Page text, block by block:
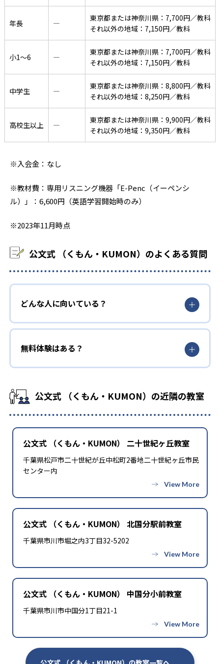
年長 ―
東京都または神奈川県：7,700円／教科
それ以外の地域：7,150円／教科
小1〜6 ―
東京都または神奈川県：7,700円／教科
それ以外の地域：7,150円／教科
中学生 ―
東京都または神奈川県：8,800円／教科
それ以外の地域：8,250円／教科
高校生以上 ―
東京都または神奈川県：9,900円／教科
それ以外の地域：9,350円／教科
※入会金：なし
※教材費：専用リスニング機器「E-Penc（イーペンシ
ル）」：6,600円（英語学習開始時のみ）
※2023年11月時点
公文式 （くもん・KUMON）のよくある質問
どんな人に向いている？
無料体験はある？
公文式 （くもん・KUMON）の近隣の教室
公文式 （くもん・KUMON） 二十世紀ヶ丘教室
千葉県松戸市二十世紀が丘中松町2番地二十世紀ヶ丘市民
センター内
公文式 （くもん・KUMON） 北国分駅前教室
千葉県市川市堀之内3丁目32-5202
公文式 （くもん・KUMON） 中国分小前教室
千葉県市川市中国分1丁目21-1